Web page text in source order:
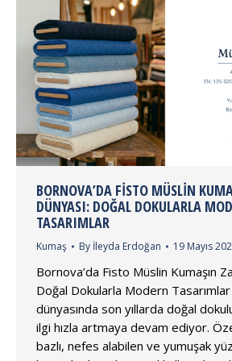
BORNOVA’DA FISTO MÜSLIN
DÜNYASI: DOĞAL DOKULARLA
TASARIMLAR
Kumaş By İleyda Erdoğan 19 Mayıs
Bornova’da Fisto Müslin Kumaşın
Doğal Dokularla Modern
dünyasında son yıllarda doğal
ilgi hızla artmaya devam ediyor.
bazlı, nefes alabilen ve yumuşak